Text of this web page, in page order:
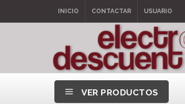
INICIO CONTACTAR USUARIO
VER PRODUCTOS